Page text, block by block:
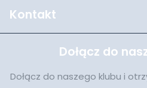
Kontakt
Dołącz do
Dołącz do naszego klubu i